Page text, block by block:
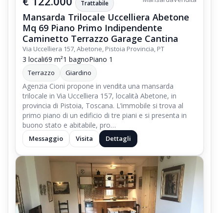
Trattabile
Mansarda Trilocale Uccelliera Abetone
Mq 69 Piano Primo Indipendente
Caminetto Terrazzo Garage Cantina
Via Uccelliera 157, Abetone, Pistoia Provincia, PT
3 locali69 m²1 bagnoPiano 1
Terrazzo Giardino
Agenzia Cioni propone in vendita una mansarda
trilocale in Via Uccelliera 157, località Abetone, in
provincia di Pistoia, Toscana. L’immobile si trova al
primo piano di un edificio di tre piani e si presenta in
buono stato e abitabile, pro…
Messaggio Visita Dettagli